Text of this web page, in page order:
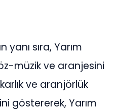
yanı sıra, Yarım
müzik ve aranjesini
ve aranjörlük
göstererek, Yarım